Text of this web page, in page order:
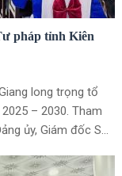
pháp tỉnh Kiên
long trọng tổ
– 2030. Tham
ủy, Giám đốc Sở